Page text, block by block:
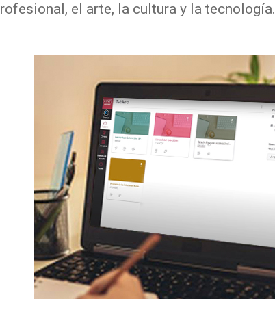
el arte, la cultura y la tecnología.